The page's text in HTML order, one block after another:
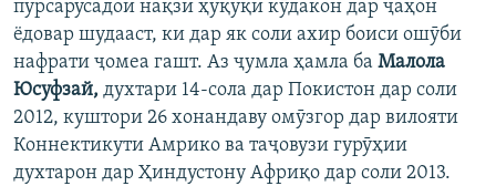
пурсарусадои нақзи ҳуқуқи кӯдакон дар ҷаҳон
ёдовар шудааст, ки дар як соли ахир боиси ошӯби
нафрати ҷомеа гашт. Аз ҷумла ҳамла ба Малола
Юсуфзай, духтари 14-сола дар Покистон дар соли
2012, куштори 26 хонандаву омӯзгор дар вилояти
Коннектикути Амрико ва таҷовузи гурӯҳии
духтарон дар Ҳиндустону Африқо дар соли 2013.